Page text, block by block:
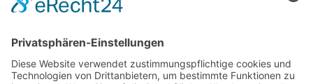
Blog
Downloads